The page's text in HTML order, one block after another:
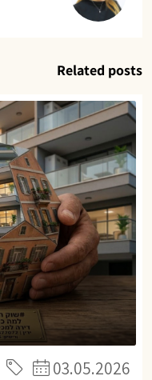
Related posts
03.05.2026